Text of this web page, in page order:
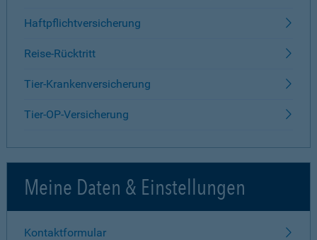
Haftpflichtversicherung
Reise-Rücktritt
Tier-Krankenversicherung
Tier-OP-Versicherung
Meine Daten & Einstellungen
Kontaktformular